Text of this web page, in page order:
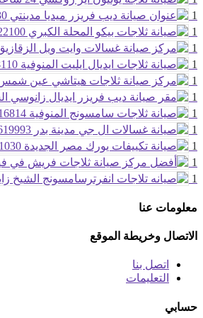
1
1
1
1
1
1
1
1
1
1
1
معلومات عنا
الاتصال وخريطة الموقع
اتصل بنا
التعليمات
حسابي